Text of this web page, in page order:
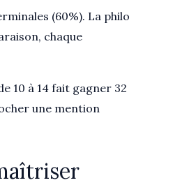
(60%). La philo
chaque
10 à 14 fait gagner 32
une mention